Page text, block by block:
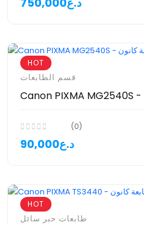
HOT
قسم الطابعات
(0)
90,000د.ع
HOT
طابعات حبر سائل